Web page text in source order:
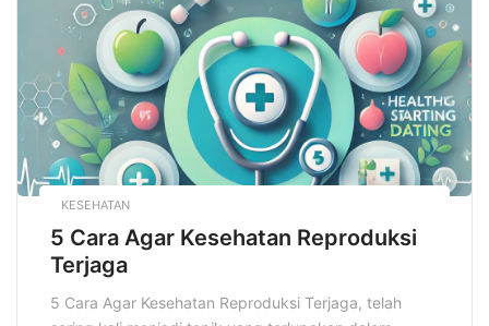
KESEHATAN
5 Cara Agar Kesehatan Reproduksi
Terjaga
5 Cara Agar Kesehatan Reproduksi Terjaga, telah